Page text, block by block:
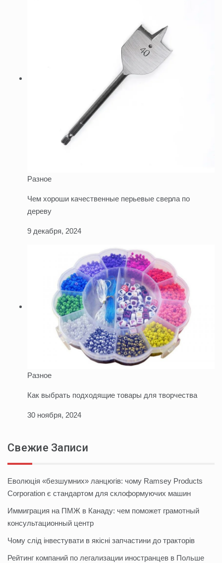
Разное
Чем хороши качественные перьевые сверла по
дереву
9 декабря, 2024
Разное
Как выбрать подходящие товары для творчества
30 ноября, 2024
Свежие Записи
Еволюція «безшумних» ланцюгів: чому Ramsey Products
Corporation є стандартом для склоформуючих машин
Иммиграция на ПМЖ в Канаду: чем поможет грамотный
консультационный центр
Чому слід інвестувати в якісні запчастини до тракторів
Рейтинг компаний по легализации иностранцев в Польше